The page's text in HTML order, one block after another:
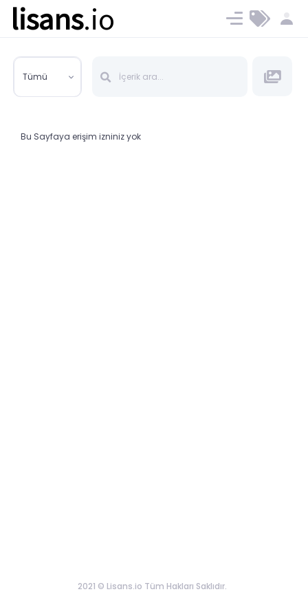
lisans.io Ücret ve Planlar
Tümü
Bu Sayfaya erişim izniniz yok
2021 © Lisans.io Tüm Hakları Saklıdır.